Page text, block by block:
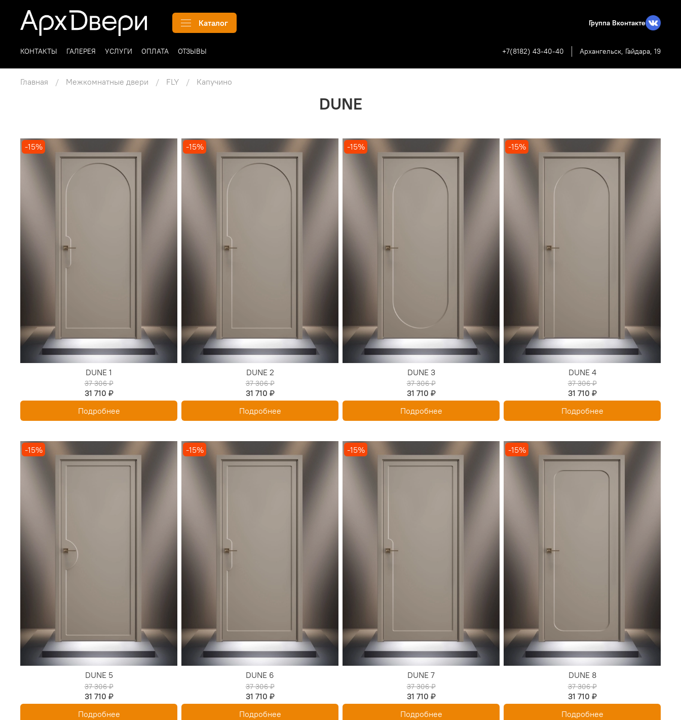
Каталог Группа Вконтакте
КОНТАКТЫ ГАЛЕРЕЯ УСЛУГИ ОПЛАТА ОТЗЫВЫ +7(8182) 43-40-40 Архангельск, Гайдара, 19
Главная Межкомнатные двери FLY Капучино
DUNE
-15%
DUNE 1
37 306 ₽
31 710 ₽
Подробнее
-15%
DUNE 2
37 306 ₽
31 710 ₽
Подробнее
-15%
DUNE 3
37 306 ₽
31 710 ₽
Подробнее
-15%
DUNE 4
37 306 ₽
31 710 ₽
Подробнее
-15%
DUNE 5
37 306 ₽
31 710 ₽
Подробнее
-15%
DUNE 6
37 306 ₽
31 710 ₽
Подробнее
-15%
DUNE 7
37 306 ₽
31 710 ₽
Подробнее
-15%
DUNE 8
37 306 ₽
31 710 ₽
Подробнее